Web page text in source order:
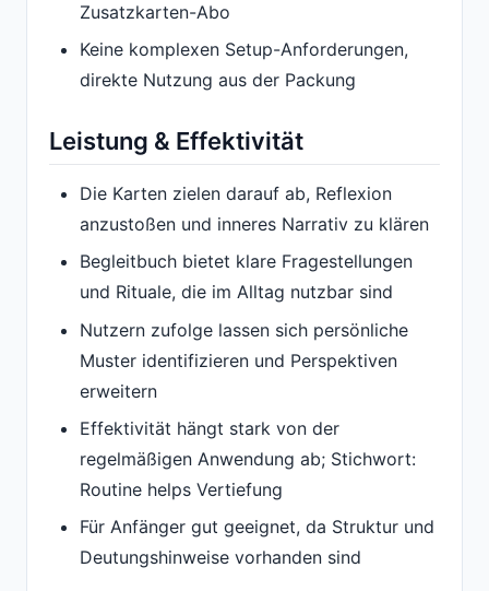
Zusatzkarten-Abo
Keine komplexen Setup-Anforderungen,
direkte Nutzung aus der Packung
Leistung & Effektivität
Die Karten zielen darauf ab, Reflexion
anzustoßen und inneres Narrativ zu klären
Begleitbuch bietet klare Fragestellungen
und Rituale, die im Alltag nutzbar sind
Nutzern zufolge lassen sich persönliche
Muster identifizieren und Perspektiven
erweitern
Effektivität hängt stark von der
regelmäßigen Anwendung ab; Stichwort:
Routine helps Vertiefung
Für Anfänger gut geeignet, da Struktur und
Deutungshinweise vorhanden sind